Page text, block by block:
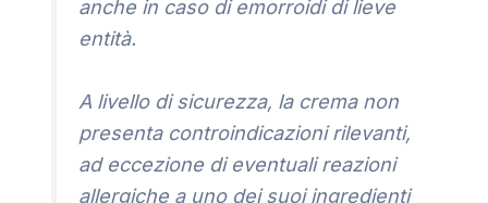
anche in caso di emorroidi di lieve
entità.
A livello di sicurezza, la crema non
presenta controindicazioni rilevanti,
ad eccezione di eventuali reazioni
allergiche a uno dei suoi ingredienti